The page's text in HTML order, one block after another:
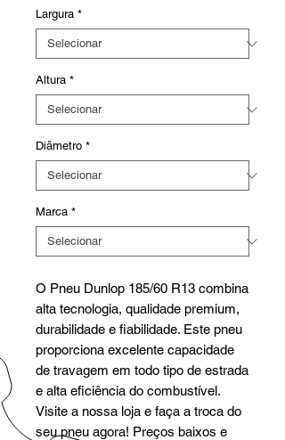
Largura *
Altura *
Diâmetro *
Marca *
O Pneu Dunlop 185/60 R13 combina
alta tecnologia, qualidade premium,
durabilidade e fiabilidade. Este pneu
proporciona excelente capacidade
de travagem em todo tipo de estrada
e alta eficiência do combustível.
Visite a nossa loja e faça a troca do
seu pneu agora! Preços baixos e